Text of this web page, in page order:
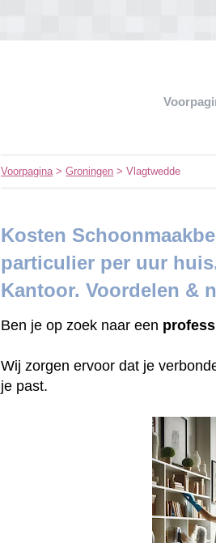
Voorpagina>Groningen > Vlagtwedde
Kosten
particulier per uur
Kantoor. Voordelen &
Ben je op zoek naar een
Wij zorgen ervoor dat je
je past.